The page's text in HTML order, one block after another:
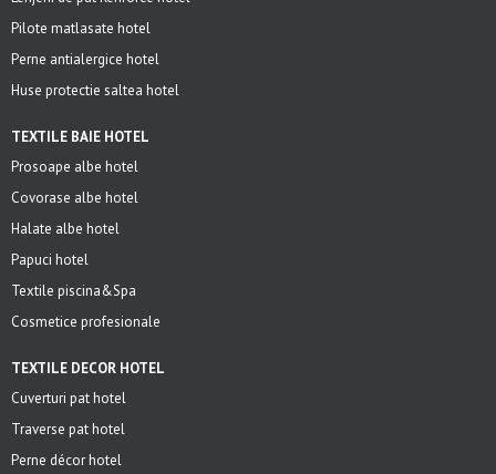
Pilote matlasate hotel
Perne antialergice hotel
Huse protectie saltea hotel
TEXTILE BAIE HOTEL
Prosoape albe hotel
Covorase albe hotel
Halate albe hotel
Papuci hotel
Textile piscina&Spa
Cosmetice profesionale
TEXTILE DECOR HOTEL
Cuverturi pat hotel
Traverse pat hotel
Perne décor hotel